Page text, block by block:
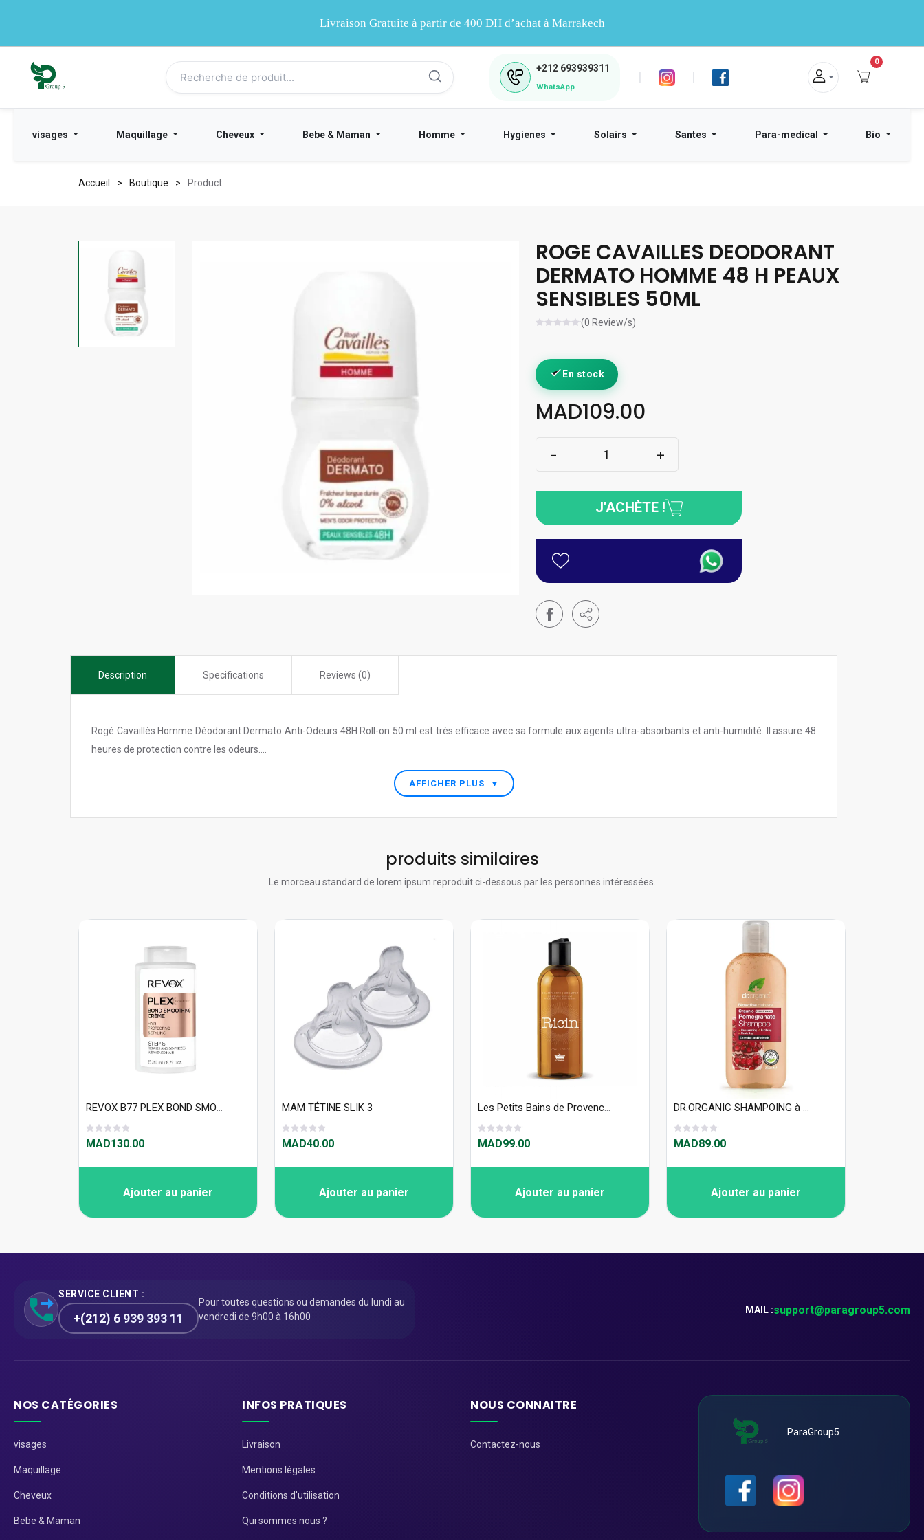
Livraison Gratuite à partir de 400 DH d’achat à Marrakech
+212 693939311
WhatsApp
| |
0
visages Maquillage Cheveux Bebe & Maman Homme Hygienes Solairs Santes Para-medical Bio
Accueil Boutique Product
ROGE CAVAILLES DEODORANT
DERMATO HOMME 48 H PEAUX
SENSIBLES 50ML
(0 Review/s)
En stock
MAD109.00
J'ACHÈTE !
Description Specifications Reviews (0)
Rogé Cavaillès Homme Déodorant Dermato Anti-Odeurs 48H Roll-on 50 ml est très efficace avec sa formule aux agents ultra-absorbants et anti-humidité. Il assure 48
heures de protection contre les odeurs....
AFFICHER PLUS ▼
produits similaires
Le morceau standard de lorem ipsum reproduit ci-dessous par les personnes intéressées.
REVOX B77 PLEX BOND SMOOTHING CREME STEP 6, 260 ml
MAD130.00
Ajouter au panier
MAM TÉTINE SLIK 3
MAD40.00
Ajouter au panier
Les Petits Bains de Provence Shampooing au Ricin 200ml
MAD99.00
Ajouter au panier
DR.ORGANIC SHAMPOING à La Grenade 265ML
MAD89.00
Ajouter au panier
SERVICE CLIENT :
+(212) 6 939 393 11
Pour toutes questions ou demandes du lundi au
vendredi de 9h00 à 16h00
MAIL :support@paragroup5.com
NOS CATÉGORIES
visages
Maquillage
Cheveux
Bebe & Maman
INFOS PRATIQUES
Livraison
Mentions légales
Conditions d'utilisation
Qui sommes nous ?
NOUS CONNAITRE
Contactez-nous
ParaGroup5